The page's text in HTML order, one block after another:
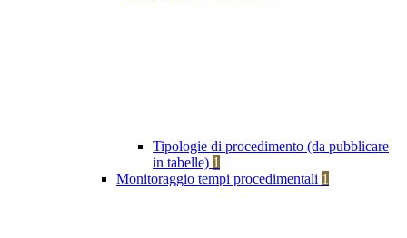
Tipologie di procedimento (da pubblicare
in tabelle) 1
Monitoraggio tempi procedimentali 1